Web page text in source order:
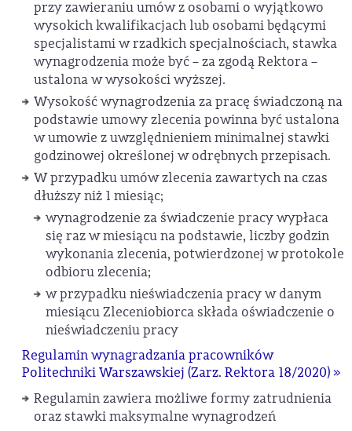
przy zawieraniu umów z osobami o wyjątkowo
wysokich kwalifikacjach lub osobami będącymi
specjalistami w rzadkich specjalnościach, stawka
wynagrodzenia może być – za zgodą Rektora –
ustalona w wysokości wyższej.
Wysokość wynagrodzenia za pracę świadczoną na
podstawie umowy zlecenia powinna być ustalona
w umowie z uwzględnieniem minimalnej stawki
godzinowej określonej w odrębnych przepisach.
W przypadku umów zlecenia zawartych na czas
dłuższy niż 1 miesiąc;
wynagrodzenie za świadczenie pracy wypłaca
się raz w miesiącu na podstawie, liczby godzin
wykonania zlecenia, potwierdzonej w protokole
odbioru zlecenia;
w przypadku nieświadczenia pracy w danym
miesiącu Zleceniobiorca składa oświadczenie o
nieświadczeniu pracy
Regulamin wynagradzania pracowników
Politechniki Warszawskiej (Zarz. Rektora 18/2020) »
Regulamin zawiera możliwe formy zatrudnienia
oraz stawki maksymalne wynagrodzeń